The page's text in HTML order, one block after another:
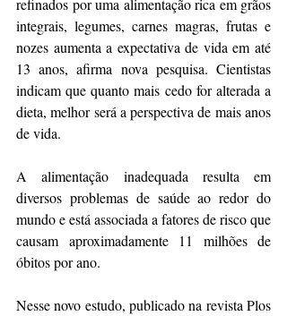
refinados por uma alimentação rica em grãos
integrais, legumes, carnes magras, frutas e
nozes aumenta a expectativa de vida em até
13 anos, afirma nova pesquisa. Cientistas
indicam que quanto mais cedo for alterada a
dieta, melhor será a perspectiva de mais anos
de vida.
A alimentação inadequada resulta em
diversos problemas de saúde ao redor do
mundo e está associada a fatores de risco que
causam aproximadamente 11 milhões de
óbitos por ano.
Nesse novo estudo, publicado na revista Plos